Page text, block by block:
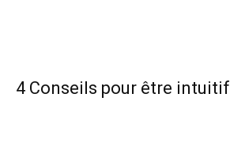
4 Conseils pour être intuitif